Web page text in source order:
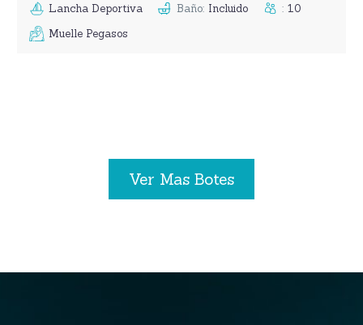
Lancha Deportiva Baño: Incluido : 10
Muelle Pegasos
Ver Mas Botes